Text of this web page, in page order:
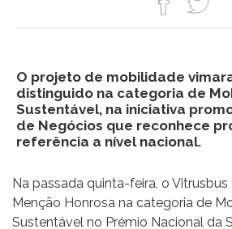
O projeto de mobilidade
distinguido na categoria de
Sustentável, na iniciativa
de Negócios que reconhece
referência a nível nacional.
Na passada quinta-feira, o
Menção Honrosa na categoria de
Sustentável no Prémio Nacional da